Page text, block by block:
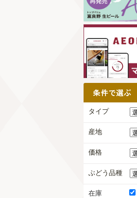
タイプ
産地
価格
ぶどう品種
在庫